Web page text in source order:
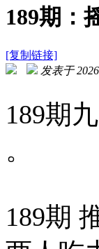
189期：
[复制链接]
发表于
189期
。
189期